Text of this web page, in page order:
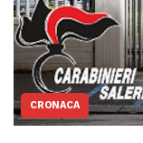
CRONACA